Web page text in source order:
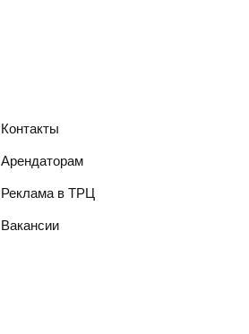
Арендаторам
Контакты
Реклама в ТРЦ
Вакансии